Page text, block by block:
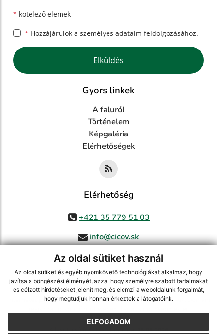
Az oldal sütiket használ
Az oldal sütiket és egyéb nyomkövető technológiákat alkalmaz, hogy
javítsa a böngészési élményét, azzal hogy személyre szabott tartalmakat
és célzott hirdetéseket jelenít meg, és elemzi a weboldalunk forgalmát,
hogy megtudjuk honnan érkeztek a látogatóink.
ELFOGADOM
* kötelező elemek
* Hozzájárulok a személyes adataim feldolgozásához.
Google reCaptcha Response
Elküldés
Gyors linkek
A faluról
Történelem
Képgaléria
Elérhetőségek
Elérhetőség
+421 35 779 51 03
info@cicov.sk
használja ki a legfrissebb információk követését az RSS funkcióval,
ECHELON 2 CMS rendszer (tartalomkezelő rendszer),Honlaptérkép
Internetes portál, webhosting,webex.digital, s.r.o.,Domain-ek
A legutolsó frissítés időpontja:03.08.2026